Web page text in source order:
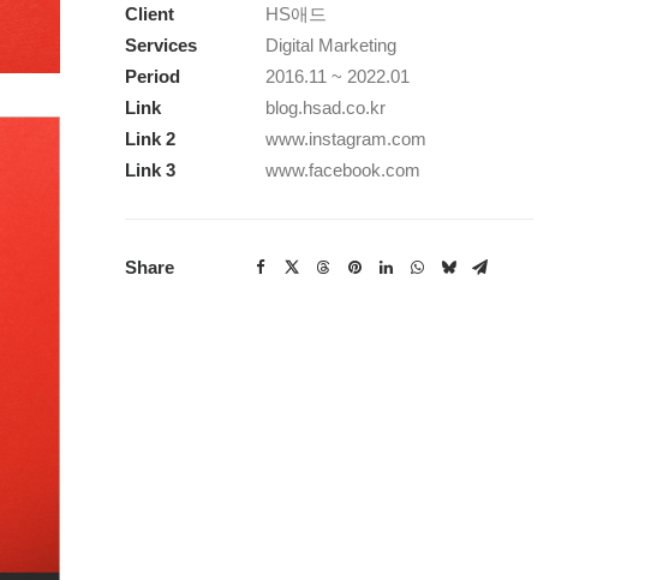
Client
HS애드
Services
Digital Marketing
Period
2016.11 ~ 2022.01
Link
blog.hsad.co.kr
Link 2
www.instagram.com
Link 3
www.facebook.com
Share